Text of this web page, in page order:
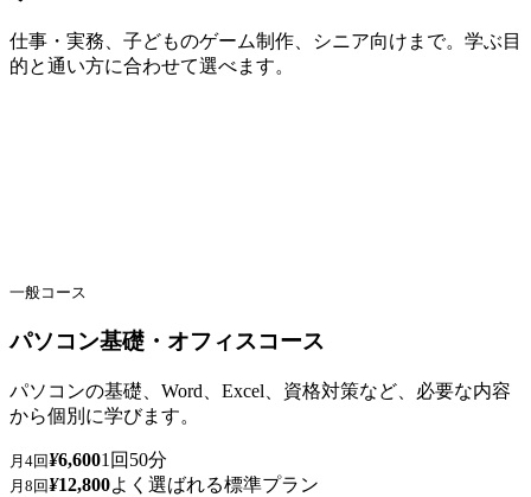
仕事・実務、子どものゲーム制作、シニア向けまで。学ぶ目
的と通い方に合わせて選べます。
一般コース
パソコン基礎・オフィスコース
パソコンの基礎、Word、Excel、資格対策など、必要な内容
から個別に学びます。
月4回¥6,6001回50分
月8回¥12,800よく選ばれる標準プラン